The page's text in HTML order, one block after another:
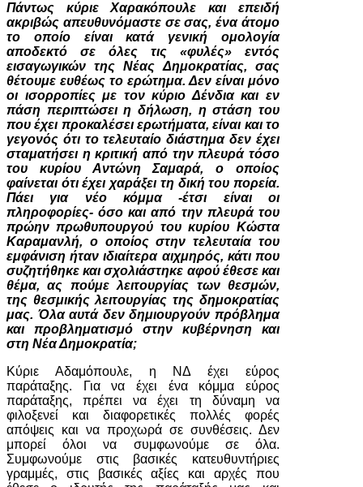
Πάντως κύριε Χαρακόπουλε και επειδή
ακριβώς απευθυνόμαστε σε σας, ένα άτομο
το οποίο είναι κατά γενική ομολογία
αποδεκτό σε όλες τις «φυλές» εντός
εισαγωγικών της Νέας Δημοκρατίας, σας
θέτουμε ευθέως το ερώτημα. Δεν είναι μόνο
οι ισορροπίες με τον κύριο Δένδια και εν
πάση περιπτώσει η δήλωση, η στάση του
που έχει προκαλέσει ερωτήματα, είναι και το
γεγονός ότι το τελευταίο διάστημα δεν έχει
σταματήσει η κριτική από την πλευρά τόσο
του κυρίου Αντώνη Σαμαρά, ο οποίος
φαίνεται ότι έχει χαράξει τη δική του πορεία.
Πάει για νέο κόμμα -έτσι είναι οι
πληροφορίες- όσο και από την πλευρά του
πρώην πρωθυπουργού του κυρίου Κώστα
Καραμανλή, ο οποίος στην τελευταία του
εμφάνιση ήταν ιδιαίτερα αιχμηρός, κάτι που
συζητήθηκε και σχολιάστηκε αφού έθεσε και
θέμα, ας πούμε λειτουργίας των θεσμών,
της θεσμικής λειτουργίας της δημοκρατίας
μας. Όλα αυτά δεν δημιουργούν πρόβλημα
και προβληματισμό στην κυβέρνηση και
στη Νέα Δημοκρατία;
Κύριε Αδαμόπουλε, η ΝΔ έχει εύρος
παράταξης. Για να έχει ένα κόμμα εύρος
παράταξης, πρέπει να έχει τη δύναμη να
φιλοξενεί και διαφορετικές πολλές φορές
απόψεις και να προχωρά σε συνθέσεις. Δεν
μπορεί όλοι να συμφωνούμε σε όλα.
Συμφωνούμε στις βασικές κατευθυντήριες
γραμμές, στις βασικές αξίες και αρχές που